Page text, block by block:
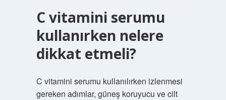
C vitamini serumu
kullanırken nelere
dikkat etmeli?
C vitamini serumu kullanılırken izlenmesi
gereken adımlar, güneş koruyucu ve cilt